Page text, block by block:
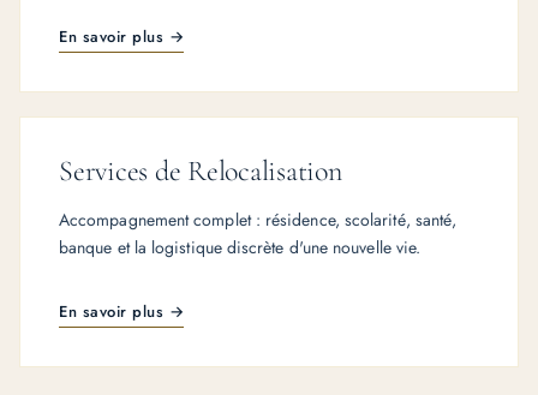
En savoir plus →
Services de Relocalisation
Accompagnement complet : résidence, scolarité, santé,
banque et la logistique discrète d'une nouvelle vie.
En savoir plus →